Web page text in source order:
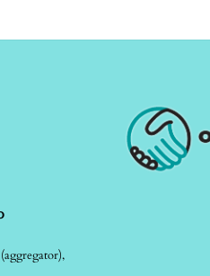
(aggregator),